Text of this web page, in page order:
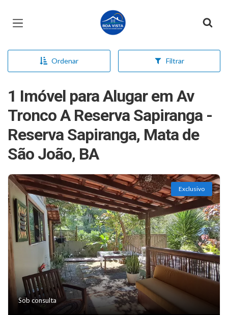
Página inicial
Ordenar Filtrar
1 Imóvel para Alugar em Av
Tronco A Reserva Sapiranga -
Reserva Sapiranga, Mata de
São João, BA
Exclusivo
Sob consulta